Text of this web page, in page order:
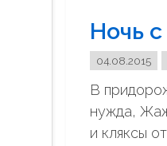
Ночь
04.08.2015
В
нужда,
и кляксы